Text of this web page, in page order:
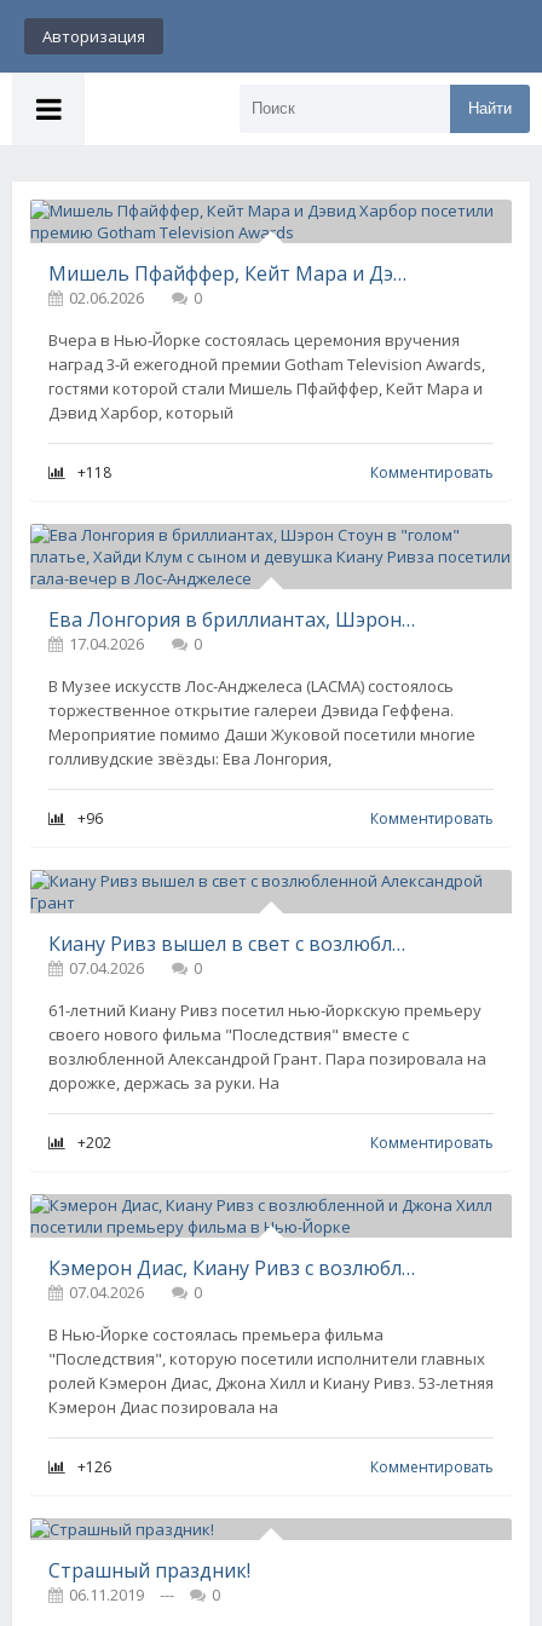
Авторизация
Найти
Мишель Пфайффер, Кейт Мара и Дэвид Харбор посетили премию Gotham Television Awards
02.06.2026
0
Вчера в Нью-Йорке состоялась церемония вручения
наград 3-й ежегодной премии Gotham Television Awards,
гостями которой стали Мишель Пфайффер, Кейт Мара и
Дэвид Харбор, который
+118 Комментировать
Ева Лонгория в бриллиантах, Шэрон Стоун в "голом" платье, Хайди Клум с сыном и девушка Киану Ривза посетили гала-вечер в Лос-Анджелесе
17.04.2026
0
В Музее искусств Лос-Анджелеса (LACMA) состоялось
торжественное открытие галереи Дэвида Геффена.
Мероприятие помимо Даши Жуковой посетили многие
голливудские звёзды: Ева Лонгория,
+96 Комментировать
Киану Ривз вышел в свет с возлюбленной Александрой Грант
07.04.2026
0
61-летний Киану Ривз посетил нью-йоркскую премьеру
своего нового фильма "Последствия" вместе с
возлюбленной Александрой Грант. Пара позировала на
дорожке, держась за руки. На
+202 Комментировать
Кэмерон Диас, Киану Ривз с возлюбленной и Джона Хилл посетили премьеру фильма в Нью-Йорке
07.04.2026
0
В Нью-Йорке состоялась премьера фильма
"Последствия", которую посетили исполнители главных
ролей Кэмерон Диас, Джона Хилл и Киану Ривз. 53-летняя
Кэмерон Диас позировала на
+126 Комментировать
Страшный праздник!
06.11.2019 --- 0